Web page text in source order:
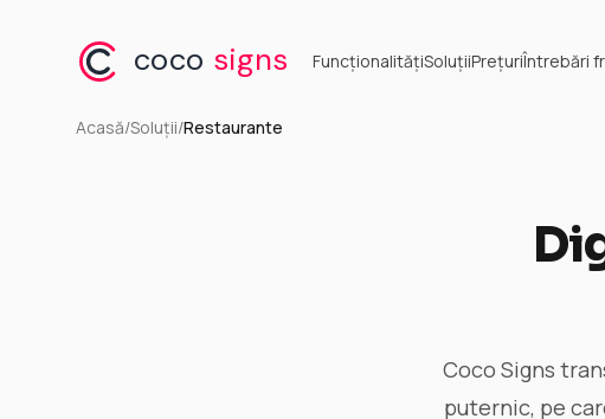
coco signs FuncționalitățiSoluțiiPrețuriÎntrebări
Acasă/Soluții/Restaurante
Coco Signs
puternic, pe